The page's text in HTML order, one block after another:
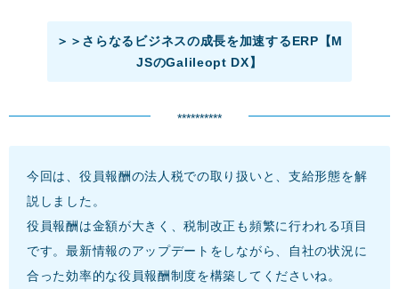
＞＞さらなるビジネスの成長を加速するERP【M
JSのGalileopt DX】
**********
今回は、役員報酬の法人税での取り扱いと、支給形態を解
説しました。
役員報酬は金額が大きく、税制改正も頻繁に行われる項目
です。最新情報のアップデートをしながら、自社の状況に
合った効率的な役員報酬制度を構築してくださいね。